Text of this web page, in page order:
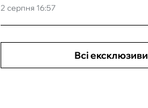
2 серпня 16:57
Всі ексклюзиви